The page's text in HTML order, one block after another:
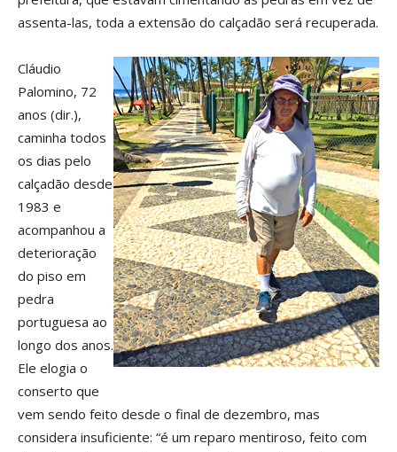
assenta-las, toda a extensão do calçadão será recuperada.
Cláudio
Palomino, 72
anos (dir.),
caminha todos
os dias pelo
calçadão desde
1983 e
acompanhou a
deterioração
do piso em
pedra
portuguesa ao
longo dos anos.
Ele elogia o
conserto que
vem sendo feito desde o final de dezembro, mas
considera insuficiente: “é um reparo mentiroso, feito com